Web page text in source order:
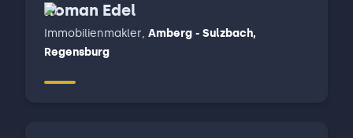
Roman Edel
Immobilienmakler, Amberg - Sulzbach,
Regensburg